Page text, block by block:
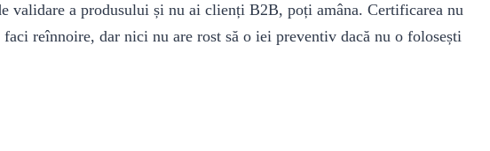
validare a produsului și nu ai clienți B2B, poți amâna. Certificarea nu
faci reînnoire, dar nici nu are rost să o iei preventiv dacă nu o folosești